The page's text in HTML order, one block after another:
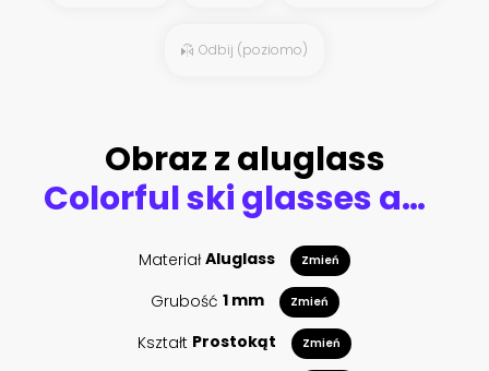
Odbij (poziomo)
Obraz z aluglass
Colorful ski glasses and winter gloves,winter sport concept
MateriałAluglass Zmień
Grubość 1 mm Zmień
Kształt Prostokąt Zmień